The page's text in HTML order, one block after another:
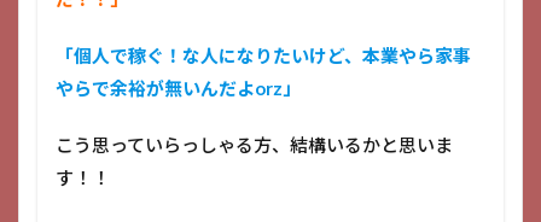
「個人で稼ぐ！な人になりたいけど、本業やら家事
やらで余裕が無いんだよorz」
こう思っていらっしゃる方、結構いるかと思いま
す！！